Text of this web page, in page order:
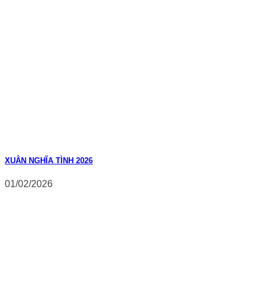
XUÂN NGHĨA TÌNH 2026
01/02/2026